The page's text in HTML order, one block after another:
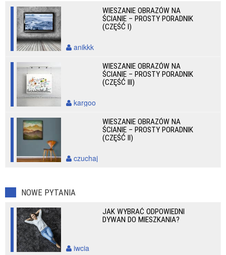
WIESZANIE OBRAZÓW NA
ŚCIANIE – PROSTY PORADNIK
(CZĘŚĆ I)
anikkk
WIESZANIE OBRAZÓW NA
ŚCIANIE – PROSTY PORADNIK
(CZĘŚĆ III)
kargoo
WIESZANIE OBRAZÓW NA
ŚCIANIE – PROSTY PORADNIK
(CZĘŚĆ II)
czuchaj
NOWE PYTANIA
JAK WYBRAĆ ODPOWIEDNI
DYWAN DO MIESZKANIA?
iwcia